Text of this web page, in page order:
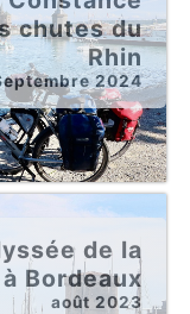
chutes du
Rhin
2024
de la
Bordeaux
août 2023